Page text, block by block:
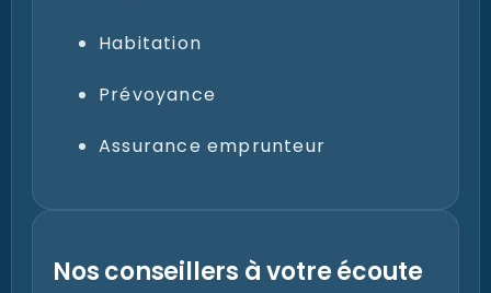
Habitation
Prévoyance
Assurance emprunteur
Nos conseillers à votre écoute